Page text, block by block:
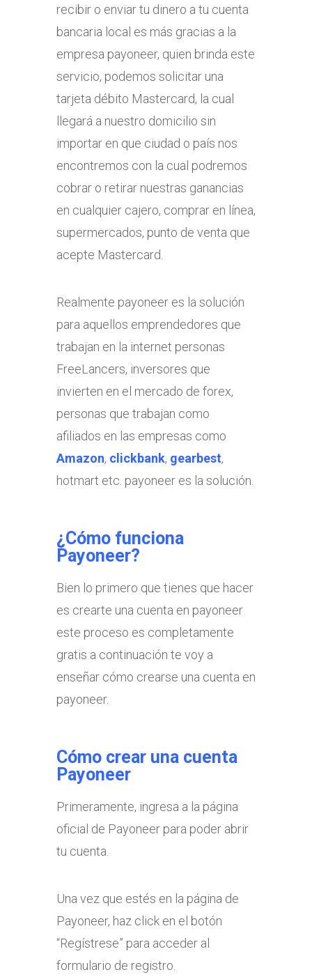
recibir o enviar tu dinero a tu cuenta
bancaria local es más gracias a la
empresa payoneer, quien brinda este
servicio, podemos solicitar una
tarjeta débito Mastercard, la cual
llegará a nuestro domicilio sin
importar en que ciudad o país nos
encontremos con la cual podremos
cobrar o retirar nuestras ganancias
en cualquier cajero, comprar en línea,
supermercados, punto de venta que
acepte Mastercard.
Realmente payoneer es la solución
para aquellos emprendedores que
trabajan en la internet personas
FreeLancers, inversores que
invierten en el mercado de forex,
personas que trabajan como
afiliados en las empresas como
Amazon, clickbank, gearbest,
hotmart etc. payoneer es la solución.
¿Cómo funciona
Payoneer?
Bien lo primero que tienes que hacer
es crearte una cuenta en payoneer
este proceso es completamente
gratis a continuación te voy a
enseñar cómo crearse una cuenta en
payoneer.
Cómo crear una cuenta
Payoneer
Primeramente, ingresa a la página
oficial de Payoneer para poder abrir
tu cuenta.
Una vez que estés en la página de
Payoneer, haz click en el botón
“Regístrese” para acceder al
formulario de registro.